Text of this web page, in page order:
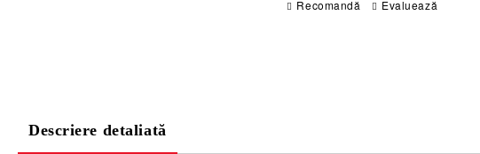
Recomandă Evaluează
Descriere detaliată